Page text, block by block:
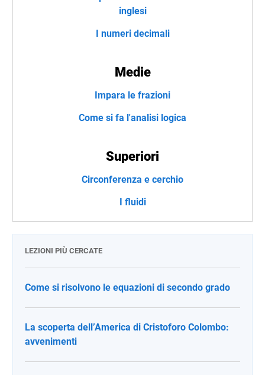
inglesi
I numeri decimali
Medie
Impara le frazioni
Come si fa l'analisi logica
Superiori
Circonferenza e cerchio
I fluidi
LEZIONI PIÙ CERCATE
Come si risolvono le equazioni di secondo grado
La scoperta dell’America di Cristoforo Colombo:
avvenimenti